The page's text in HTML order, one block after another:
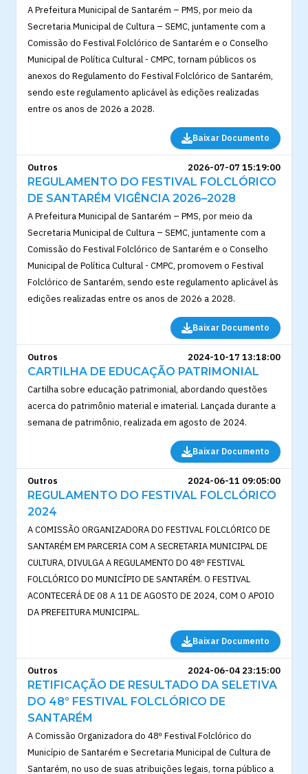
A Prefeitura Municipal de Santarém – PMS, por meio da
Secretaria Municipal de Cultura – SEMC, juntamente com a
Comissão do Festival Folclórico de Santarém e o Conselho
Municipal de Política Cultural - CMPC, tornam públicos os
anexos do Regulamento do Festival Folclórico de Santarém,
sendo este regulamento aplicável às edições realizadas
entre os anos de 2026 a 2028.
Baixar Documento
Outros 2026-07-07 15:19:00
REGULAMENTO DO FESTIVAL FOLCLÓRICO
DE SANTARÉM VIGÊNCIA 2026–2028
A Prefeitura Municipal de Santarém – PMS, por meio da
Secretaria Municipal de Cultura – SEMC, juntamente com a
Comissão do Festival Folclórico de Santarém e o Conselho
Municipal de Política Cultural - CMPC, promovem o Festival
Folclórico de Santarém, sendo este regulamento aplicável às
edições realizadas entre os anos de 2026 a 2028.
Baixar Documento
Outros 2024-10-17 13:18:00
CARTILHA DE EDUCAÇÃO PATRIMONIAL
Cartilha sobre educação patrimonial, abordando questões
acerca do patrimônio material e imaterial. Lançada durante a
semana de patrimônio, realizada em agosto de 2024.
Baixar Documento
Outros 2024-06-11 09:05:00
REGULAMENTO DO FESTIVAL FOLCLÓRICO
2024
A COMISSÃO ORGANIZADORA DO FESTIVAL FOLCLÓRICO DE
SANTARÉM EM PARCERIA COM A SECRETARIA MUNICIPAL DE
CULTURA, DIVULGA A REGULAMENTO DO 48º FESTIVAL
FOLCLÓRICO DO MUNICÍPIO DE SANTARÉM. O FESTIVAL
ACONTECERÁ DE 08 A 11 DE AGOSTO DE 2024, COM O APOIO
DA PREFEITURA MUNICIPAL.
Baixar Documento
Outros 2024-06-04 23:15:00
RETIFICAÇÃO DE RESULTADO DA SELETIVA
DO 48º FESTIVAL FOLCLÓRICO DE
SANTARÉM
A Comissão Organizadora do 48º Festival Folclórico do
Município de Santarém e Secretaria Municipal de Cultura de
Santarém, no uso de suas atribuições legais, torna público a